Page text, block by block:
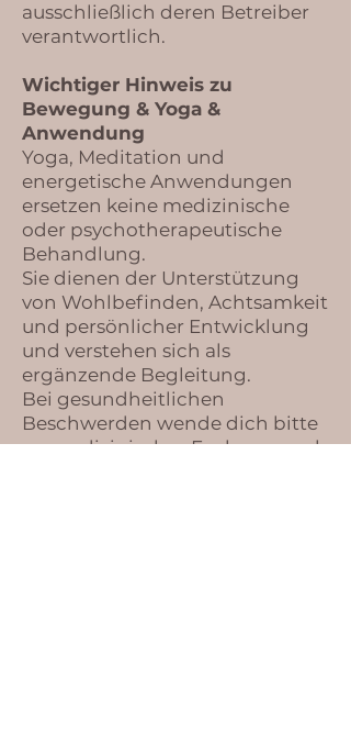
ausschließlich deren Betreiber
verantwortlich.
Wichtiger Hinweis zu
Bewegung & Yoga &
Anwendung
Yoga, Meditation und
energetische Anwendungen
ersetzen keine medizinische
oder psychotherapeutische
Behandlung.
Sie dienen der Unterstützung
von Wohlbefinden, Achtsamkeit
und persönlicher Entwicklung
und verstehen sich als
ergänzende Begleitung.
Bei gesundheitlichen
Beschwerden wende dich bitte
an medizinisches Fachpersonal.